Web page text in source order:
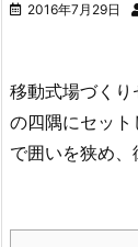
2016年7月29日
移動式場づく
の四隅にセッ
で囲いを狭め